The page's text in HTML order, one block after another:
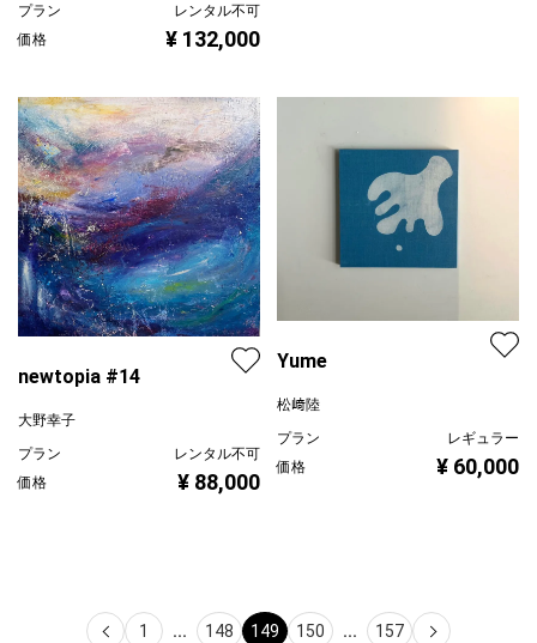
プラン
レンタル不可
価格
¥ 132,000
newtopia #14
大野幸子
プラン
レンタル不可
価格
¥ 88,000
Yume
松﨑陸
プラン
レギュラー
価格
¥ 60,000
1 ... 148 149 150 ... 157